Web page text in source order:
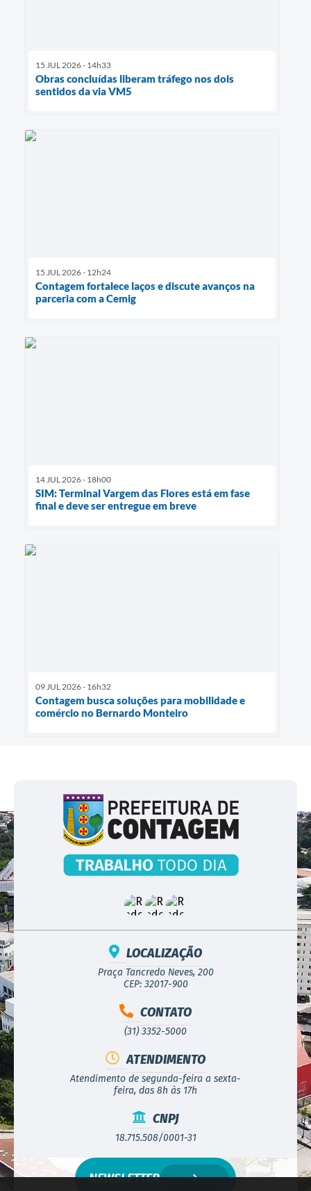
15 JUL 2026 - 14h33
Obras concluídas liberam tráfego nos dois
sentidos da via VM5
15 JUL 2026 - 12h24
Contagem fortalece laços e discute avanços na
parceria com a Cemig
14 JUL 2026 - 18h00
SIM: Terminal Vargem das Flores está em fase
final e deve ser entregue em breve
09 JUL 2026 - 16h32
Contagem busca soluções para mobilidade e
comércio no Bernardo Monteiro
LOCALIZAÇÃO
Praça Tancredo Neves, 200
CEP: 32017-900
CONTATO
(31) 3352-5000
ATENDIMENTO
Atendimento de segunda-feira a sexta-
feira, das 8h às 17h
CNPJ
18.715.508/0001-31
NEWSLETTER